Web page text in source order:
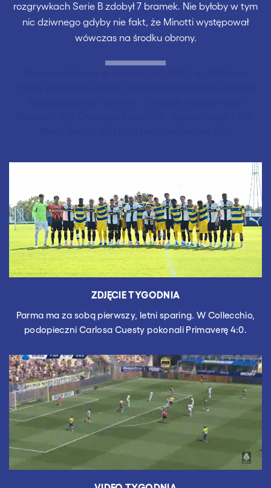
rozgrywkach Serie B zdobył 7 bramek. Nie byłoby w tym
nic dziwnego gdyby nie fakt, że Minotti występował
wówczas na środku obrony.
ZDJĘCIE TYGODNIA
Parma ma za sobą pierwszy, letni sparing. W Collecchio,
podopieczni Carlosa Cuesty pokonali Primaverę 4:0.